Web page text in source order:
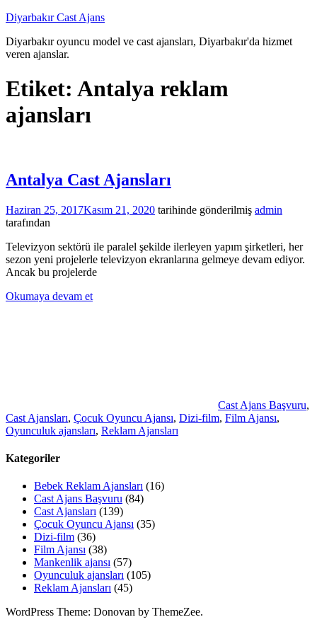
İçeriğe
Diyarbakır Cast Ajans
Diyarbakır oyuncu model ve cast ajansları, Diyarbakır'da hizmet
veren ajanslar.
Etiket: Antalya reklam
ajansları
Antalya Cast Ajansları
Haziran 25, 2017Kasım 21, 2020 tarihinde gönderilmiş admin
tarafından
Televizyon sektörü ile paralel şekilde ilerleyen yapım şirketleri, her
sezon yeni projelerle televizyon ekranlarına gelmeye devam ediyor.
Ancak bu projelerde
Okumaya devam et
Cast Ajans Başvuru,
Cast Ajansları, Çocuk Oyuncu Ajansı, Dizi-film, Film Ajansı,
Oyunculuk ajansları, Reklam Ajansları
Kategoriler
Bebek Reklam Ajansları (16)
Cast Ajans Başvuru (84)
Cast Ajansları (139)
Çocuk Oyuncu Ajansı (35)
Dizi-film (36)
Film Ajansı (38)
Mankenlik ajansı (57)
Oyunculuk ajansları (105)
Reklam Ajansları (45)
WordPress Theme: Donovan by ThemeZee.